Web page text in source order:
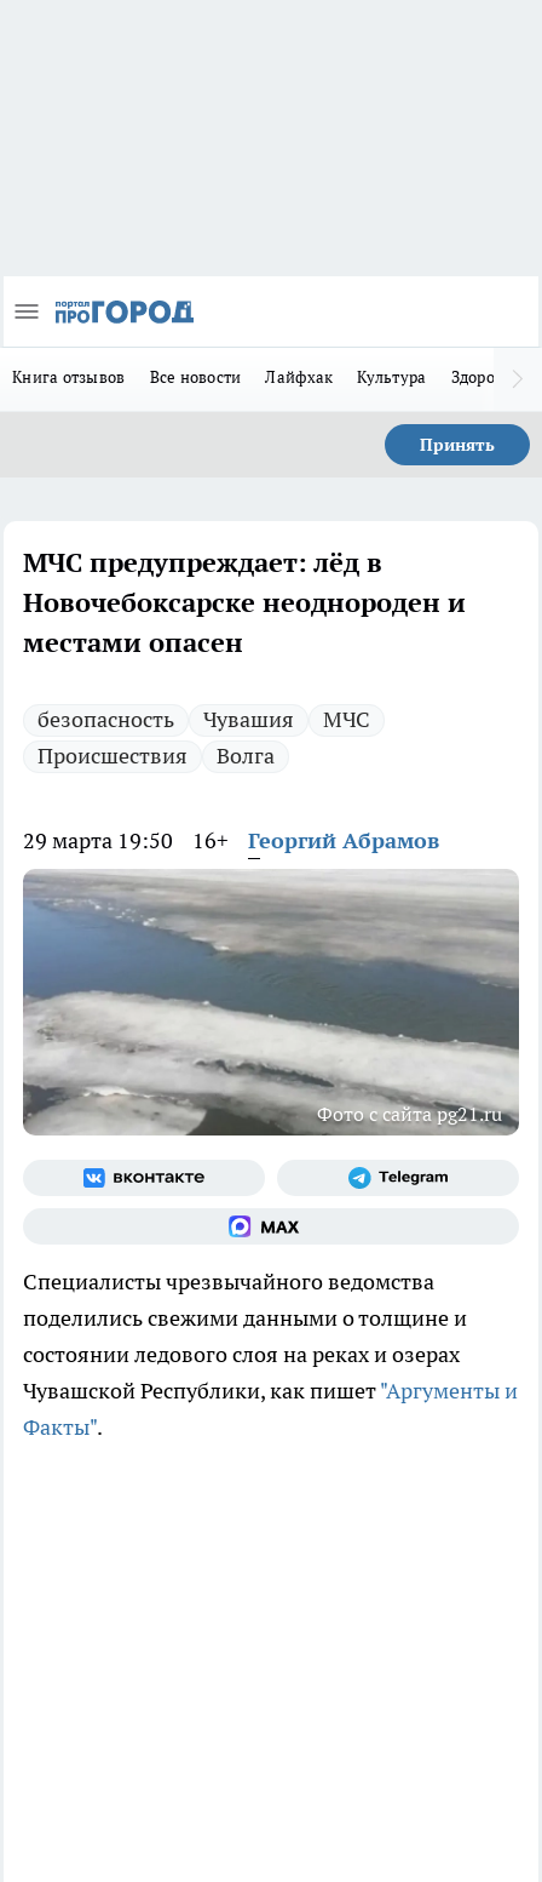
Книга отзывов Все новости Лайфхак Культура Здоровье
Принять
МЧС предупреждает: лёд в
Новочебоксарске неоднороден и
местами опасен
безопасность Чувашия
МЧС
Происшествия
Волга
29 марта 19:50 16+ Георгий Абрамов
Фото с сайта pg21.ru
Специалисты чрезвычайного ведомства
поделились свежими данными о толщине и
состоянии ледового слоя на реках и озерах
Чувашской Республики, как пишет"Аргументы и
Факты".